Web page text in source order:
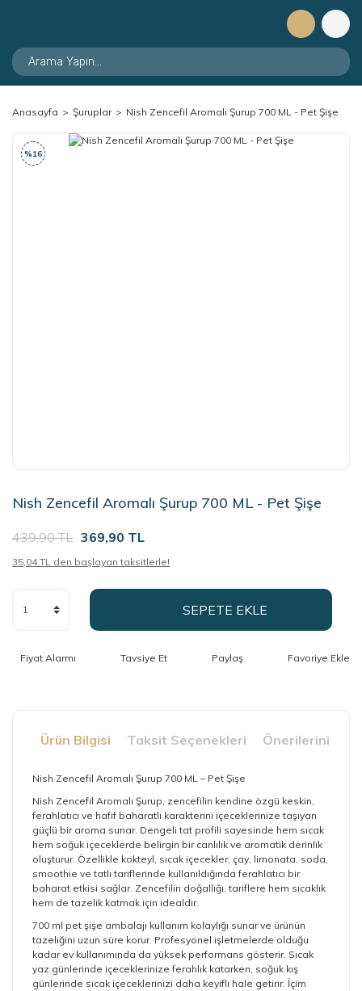
Anasayfa Şuruplar Nish Zencefil Aromalı Şurup 700 ML - Pet Şişe
%16
Nish Zencefil Aromalı Şurup 700 ML - Pet Şişe
439,90 TL 369,90 TL
35,04 TL den başlayan taksitlerle!
SEPETE EKLE
Fiyat Alarmı Tavsiye Et Paylaş
Ürün Bilgisi Taksit Seçenekleri Önerileriniz
Nish Zencefil Aromalı Şurup 700 ML – Pet Şişe
Nish Zencefil Aromalı Şurup, zencefilin kendine özgü keskin,
ferahlatıcı ve hafif baharatlı karakterini içeceklerinize taşıyan
güçlü bir aroma sunar. Dengeli tat profili sayesinde hem sıcak
hem soğuk içeceklerde belirgin bir canlılık ve aromatik derinlik
oluşturur. Özellikle kokteyl, sıcak içecekler, çay, limonata, soda,
smoothie ve tatlı tariflerinde kullanıldığında ferahlatıcı bir
baharat etkisi sağlar. Zencefilin doğallığı, tariflere hem sıcaklık
hem de tazelik katmak için idealdir.
700 ml pet şişe ambalajı kullanım kolaylığı sunar ve ürünün
tazeliğini uzun süre korur. Profesyonel işletmelerde olduğu
kadar ev kullanımında da yüksek performans gösterir. Sıcak
yaz günlerinde içeceklerinize ferahlık katarken, soğuk kış
günlerinde sıcak içeceklerinizi daha keyifli hale getirir. İçim